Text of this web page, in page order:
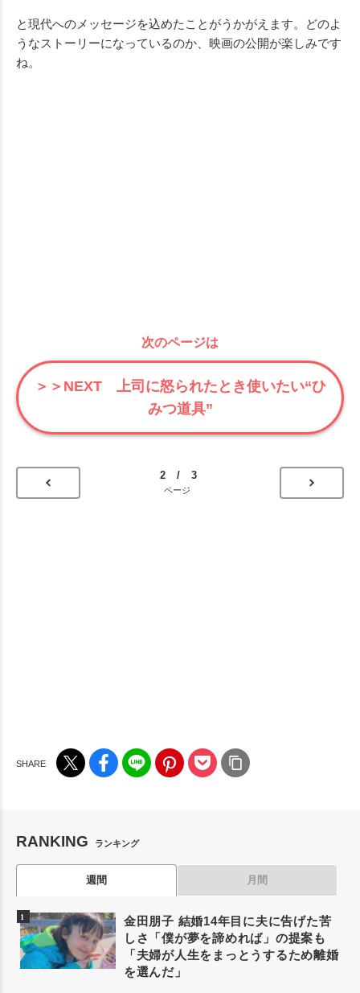
と現代へのメッセージを込めたことがうかがえます。どのよ
うなストーリーになっているのか、映画の公開が楽しみです
ね。
次のページは
＞＞NEXT 上司に怒られたとき使いたい“ひ
みつ道具”
2 / 3
ページ
RANKING ランキング
週間 月間
金田朋子 結婚14年目に夫に告げた苦
しさ「僕が夢を諦めれば」の提案も
「夫婦が人生をまっとうするため離婚
を選んだ」